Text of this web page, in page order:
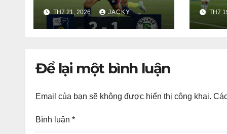
tích sau trận Liga
Pro
TH7 21, 2026 JACKY
vôTH7
Để lại một bình luận
Email của bạn sẽ không được hiển thị công khai.
Bình luận *